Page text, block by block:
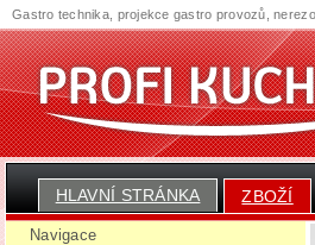
HLAVNÍ STRÁNKA ZBOŽÍ
Navigace
Gastro technika, projekce gastro provozů,